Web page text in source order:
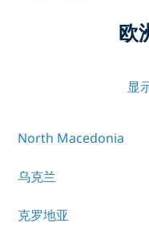
欧
显
North Macedonia
乌克兰
克罗地亚